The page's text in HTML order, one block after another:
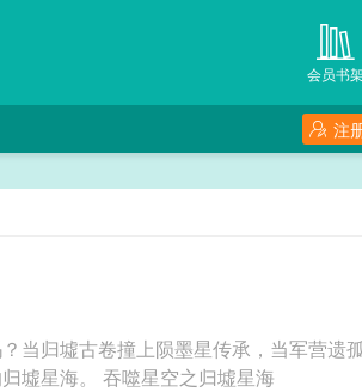
会员书
注
当归墟古卷撞上陨墨星传承，当军营遗
妖孽。这不是一个人的成神路。这是两个疯子的归墟星海。 吞噬星空之归墟星海